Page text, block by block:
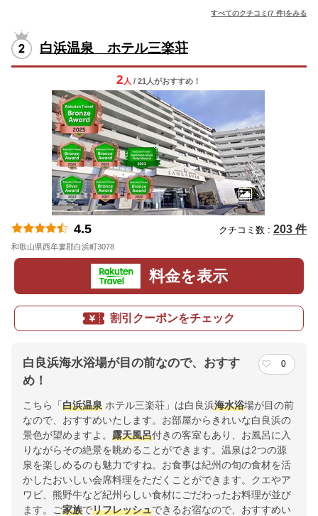
すべてのクチコミ(7 件)をみる
白浜温泉 ホテル三楽荘
2 人 / 21人がおすすめ！
4.5 クチコミ数 : 203 件
和歌山県西牟婁郡白浜町3078
料金を表示
割引クーポンをチェック
白良浜海水浴場が目の前なので、おすす
め！
0
こちら「 白浜温泉 ホテル三楽荘」は白良浜海水浴場が目の前
なので、おすすめいたします。お部屋からきれいな白良浜の
景色が望めますよ。 露天風呂付きの客室もあり、お風呂に入
りながらその絶景を眺めることができます。温泉は2つの源
泉を楽しめるのも魅力ですね。お食事は紀州の旬の食材を活
かしたおいしい会席料理をただくことができます。クエやア
ワビ、熊野牛など紀州らしい食材にごだわったお料理が並び
ます。ご家族でリフレッシュできるお宿なので、おすすめい